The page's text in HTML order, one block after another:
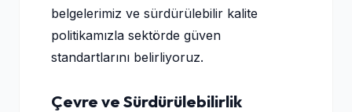
belgelerimiz ve sürdürülebilir kalite
politikamızla sektörde güven
standartlarını belirliyoruz.
Çevre ve Sürdürülebilirlik